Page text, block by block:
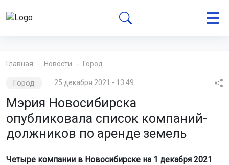
Главная Новости Город
Город 25 декабря 2021 - 13:49
Мэрия Новосибирска
опубликовала список компаний-
должников по аренде земель
Четыре компании в Новосибирске на 1 декабря 2021